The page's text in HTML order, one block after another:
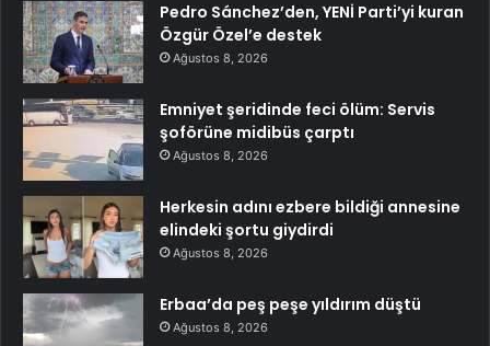
Pedro Sánchez’den, YENİ Parti’yi kuran
Özgür Özel’e destek
Ağustos 8, 2026
Emniyet şeridinde feci ölüm: Servis
şoförüne midibüs çarptı
Ağustos 8, 2026
Herkesin adını ezbere bildiği annesine
elindeki şortu giydirdi
Ağustos 8, 2026
Erbaa’da peş peşe yıldırım düştü
Ağustos 8, 2026